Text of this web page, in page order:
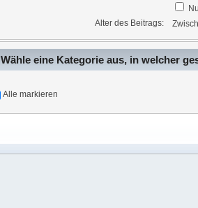
Alter des Beitrags:
Wähle eine Kategorie aus, in welcher
Alle markieren